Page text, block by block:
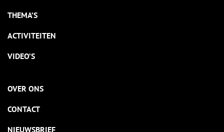
THEMA’S
ACTIVITEITEN
VIDEO’S
OVER ONS
CONTACT
NIEUWSBRIEF